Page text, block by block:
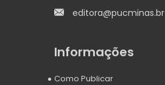
editora@pucminas.br
Informações
Como Publicar